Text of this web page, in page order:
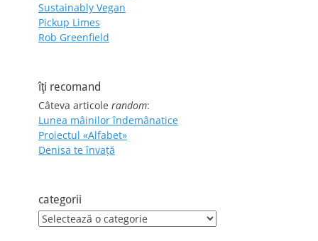
Sustainably Vegan
Pickup Limes
Rob Greenfield
îţi recomand
Câteva articole random:
Lunea mâinilor îndemânatice
Proiectul «Alfabet»
Denisa te învaţă
categorii
categorii